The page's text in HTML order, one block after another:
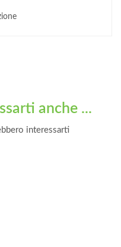
anche ...
interessarti